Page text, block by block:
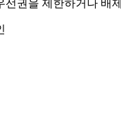
권을 제한하거나 배